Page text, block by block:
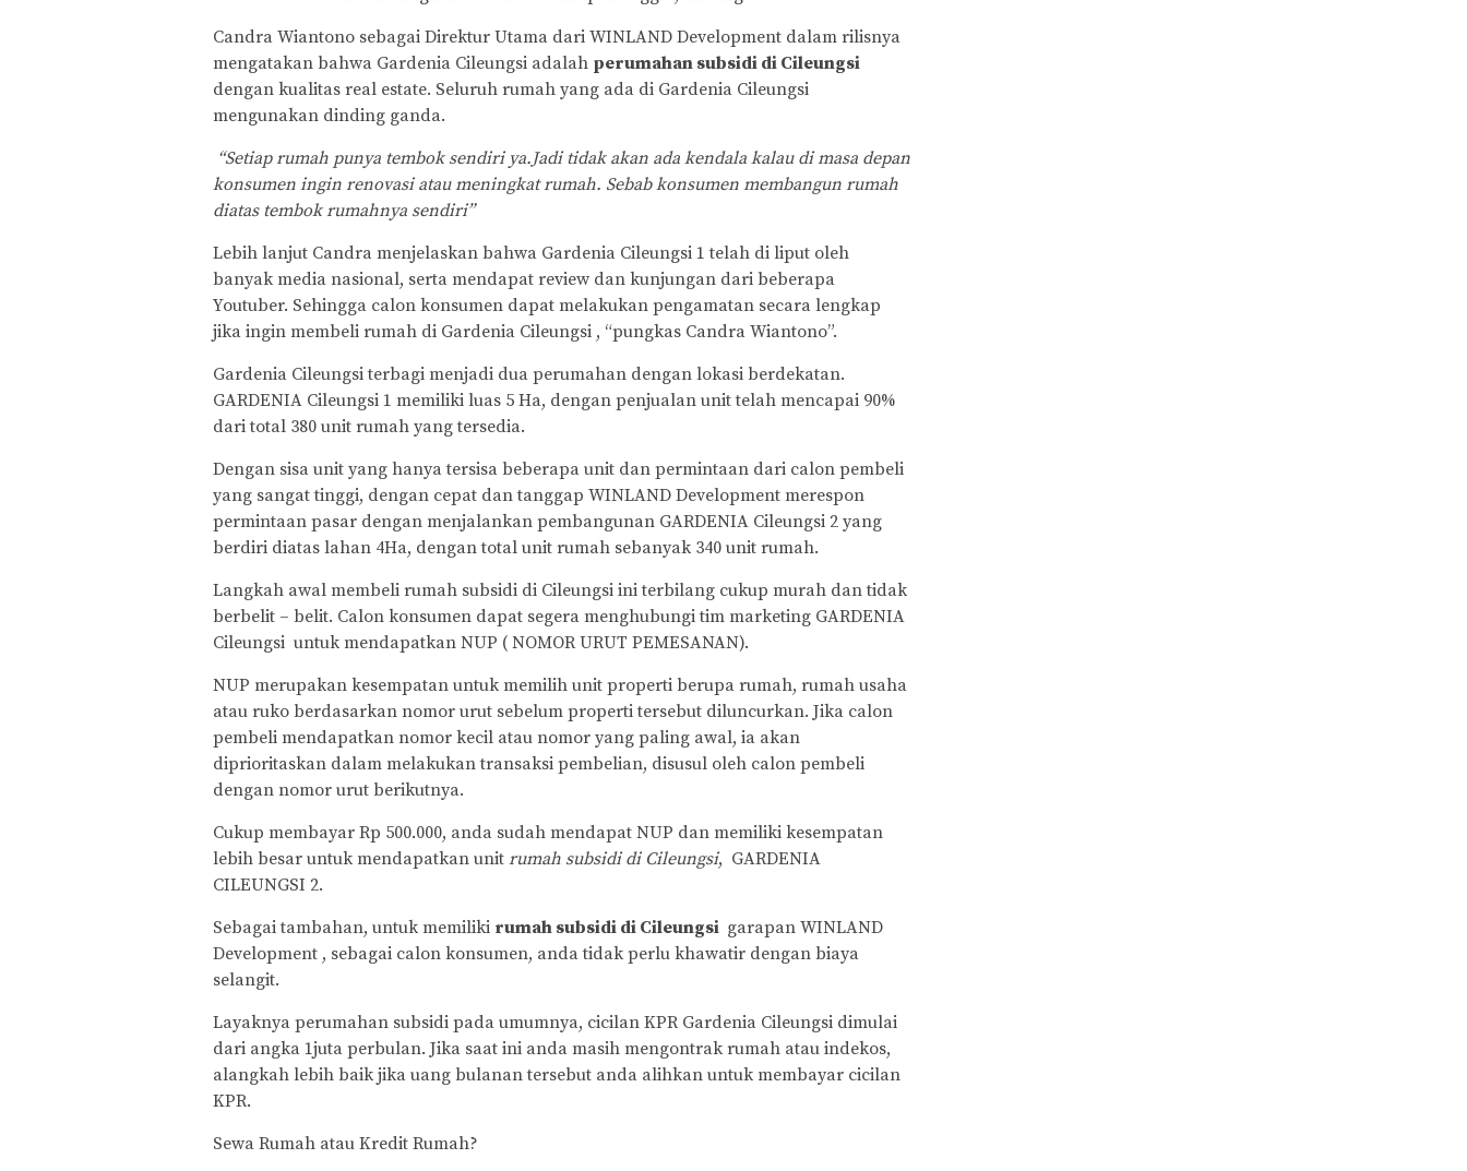
Candra Wiantono sebagai Direktur Utama dari WINLAND Development dalam rilisnya
mengatakan bahwa Gardenia Cileungsi adalah perumahan subsidi di Cileungsi
dengan kualitas real estate. Seluruh rumah yang ada di Gardenia Cileungsi
mengunakan dinding ganda.
“Setiap rumah punya tembok sendiri ya.Jadi tidak akan ada kendala kalau di masa depan
konsumen ingin renovasi atau meningkat rumah. Sebab konsumen membangun rumah
diatas tembok rumahnya sendiri”
Lebih lanjut Candra menjelaskan bahwa Gardenia Cileungsi 1 telah di liput oleh
banyak media nasional, serta mendapat review dan kunjungan dari beberapa
Youtuber. Sehingga calon konsumen dapat melakukan pengamatan secara lengkap
jika ingin membeli rumah di Gardenia Cileungsi , “pungkas Candra Wiantono”.
Gardenia Cileungsi terbagi menjadi dua perumahan dengan lokasi berdekatan.
GARDENIA Cileungsi 1 memiliki luas 5 Ha, dengan penjualan unit telah mencapai 90%
dari total 380 unit rumah yang tersedia.
Dengan sisa unit yang hanya tersisa beberapa unit dan permintaan dari calon pembeli
yang sangat tinggi, dengan cepat dan tanggap WINLAND Development merespon
permintaan pasar dengan menjalankan pembangunan GARDENIA Cileungsi 2 yang
berdiri diatas lahan 4Ha, dengan total unit rumah sebanyak 340 unit rumah.
Langkah awal membeli rumah subsidi di Cileungsi ini terbilang cukup murah dan tidak
berbelit – belit. Calon konsumen dapat segera menghubungi tim marketing GARDENIA
Cileungsi untuk mendapatkan NUP ( NOMOR URUT PEMESANAN).
NUP merupakan kesempatan untuk memilih unit properti berupa rumah, rumah usaha
atau ruko berdasarkan nomor urut sebelum properti tersebut diluncurkan. Jika calon
pembeli mendapatkan nomor kecil atau nomor yang paling awal, ia akan
diprioritaskan dalam melakukan transaksi pembelian, disusul oleh calon pembeli
dengan nomor urut berikutnya.
Cukup membayar Rp 500.000, anda sudah mendapat NUP dan memiliki kesempatan
lebih besar untuk mendapatkan unit rumah subsidi di Cileungsi, GARDENIA
CILEUNGSI 2.
Sebagai tambahan, untuk memiliki rumah subsidi di Cileungsi garapan WINLAND
Development , sebagai calon konsumen, anda tidak perlu khawatir dengan biaya
selangit.
Layaknya perumahan subsidi pada umumnya, cicilan KPR Gardenia Cileungsi dimulai
dari angka 1juta perbulan. Jika saat ini anda masih mengontrak rumah atau indekos,
alangkah lebih baik jika uang bulanan tersebut anda alihkan untuk membayar cicilan
KPR.
Sewa Rumah atau Kredit Rumah?